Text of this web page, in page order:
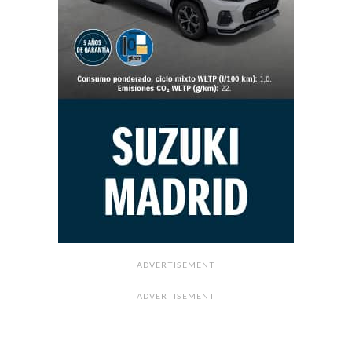
ADVERTISEMENT
ADVERTISEMENT